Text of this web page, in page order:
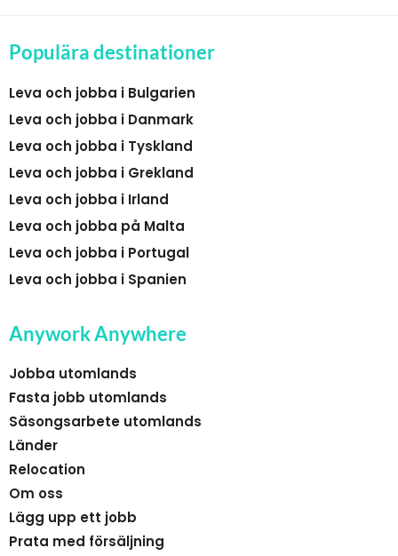
Populära destinationer
Leva och jobba i Bulgarien
Leva och jobba i Danmark
Leva och jobba i Tyskland
Leva och jobba i Grekland
Leva och jobba i Irland
Leva och jobba på Malta
Leva och jobba i Portugal
Leva och jobba i Spanien
Anywork Anywhere
Jobba utomlands
Fasta jobb utomlands
Säsongsarbete utomlands
Länder
Relocation
Om oss
Lägg upp ett jobb
Prata med försäljning